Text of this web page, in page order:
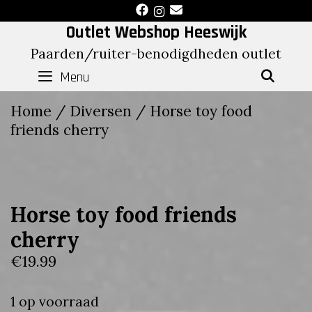
to
content
Outlet Webshop Heeswijk
Paarden/ruiter-benodigdheden outlet
Menu
Home / Diversen / Horse toy food
friends cherry
Horse toy food friends
cherry
€19.99
1 op voorraad